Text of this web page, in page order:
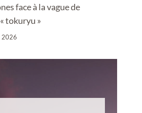
face à la vague de
tokuryu »
2026